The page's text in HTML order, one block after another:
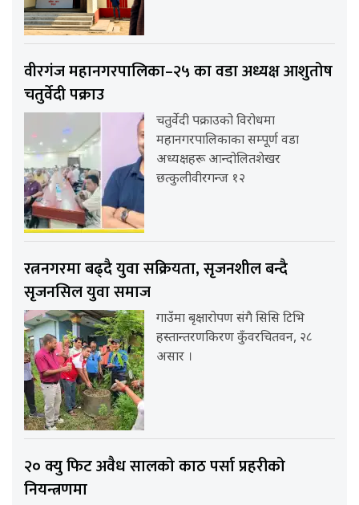
वीरगंज महानगरपालिका–२५ का वडा अध्यक्ष आशुतोष
चतुर्वेदी पक्राउ
चतुर्वेदी पक्राउको विरोधमा
महानगरपालिकाका सम्पूर्ण वडा
अध्यक्षहरू आन्दोलितशेखर
छत्कुलीवीरगन्ज १२
रत्ननगरमा बढ्दै युवा सक्रियता, सृजनशील बन्दै
सृजनसिल युवा समाज
गाउँमा बृक्षारोपण संगै सिसि टिभि
हस्तान्तरणकिरण कुँवरचितवन, २८
असार ।
२० क्यु फिट अवैध सालको काठ पर्सा प्रहरीको
नियन्त्रणमा